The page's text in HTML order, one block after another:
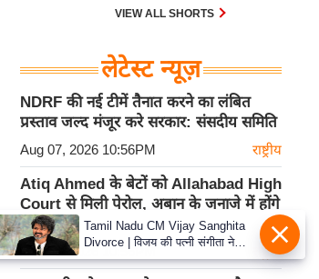
स्थिति बनी।VIEW ALL SHORTS
लेटेस्ट न्यूज़
NDRF की नई टीमें तैनात करने का लंबित
प्रस्ताव जल्द मंजूर करे सरकार: संसदीय समिति
Aug 07, 2026 10:56PM राष्ट्रीय
Atiq Ahmed के बेटों को Allahabad High
Court से मिली पेरोल, अबान के जनाजे में होंगे
शामिल
Aug 07, 2026 10:56PM राष्ट्रीय
Tamil Nadu CM Vijay Sanghita
Divorce | विजय की पत्नी संगीता ने
वापस ली तलाक की अर्जी, कोर्ट ने मामले
को किया निपटाया